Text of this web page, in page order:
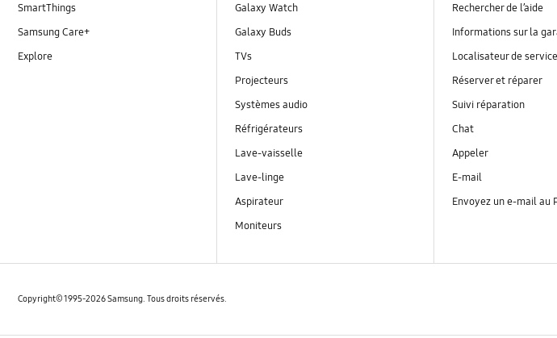
SmartThings
Samsung Care+
Explore
Galaxy Watch
Galaxy Buds
TVs
Projecteurs
Systèmes audio
Réfrigérateurs
Lave-vaisselle
Lave-linge
Aspirateur
Moniteurs
Rechercher de l’aide
Informations sur la
Localisateur de service
Réserver et réparer
Suivi réparation
Chat
Appeler
E-mail
Envoyez un e-mail au
Copyright© 1995-2026 Samsung. Tous droits réservés.